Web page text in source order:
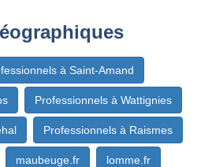
à Saint-Amand
Professionnels à Wattignies
Professionnels à Raismes
maubeuge.fr lomme.fr